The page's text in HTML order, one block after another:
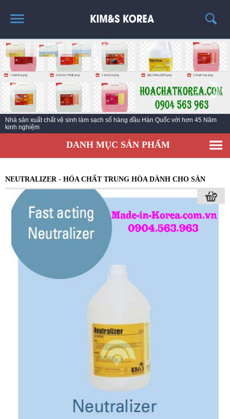
TRANG CHỦ
THÔNG TIN SẢN PHẨM
TIN TỨC
LIÊN HỆ
EC KY NƯỚC TẨY RỬA CÔNG NGHIỆP ECO ONE
Nhà sản xuất chất vệ sinh làm sạch số hàng đầu Hàn Quốc với hơn 45 Năm
kinh nghiệm
DANH MỤC SẢN PHẨM
NEUTRALIZER - HÓA CHẤT TRUNG HÒA DÀNH CHO SÀN